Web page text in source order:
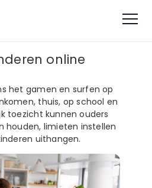
online
het gamen en surfen op
thuis, op school en
toezicht kunnen ouders
houden, limieten instellen
uithangen.​